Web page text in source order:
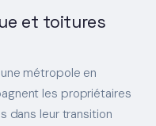
et toitures
métropole en
les propriétaires
dans leur transition